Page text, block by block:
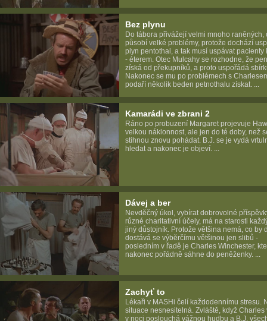
Bez plynu
Do tábora přivážejí velmi mnoho raněných,
působí velké problémy, protože dochází
plyn pentothal, a tak musí uspávat pacienty
- éterem. Otec Mulcahy se rozhodne, že
získá od překupníků, a proto uspořádá
Nakonec se mu po problémech s
podaří několik beden petnothalu získat. ...
Kamarádi ve zbrani 2
Ráno po probuzení Margaret projevuje
velkou náklonnost, ale jen do té doby, než
stihnou znovu pohádat. B.J. se je vydá
hledat a nakonec je objeví. ...
Dávej a ber
Nevděčný úkol, vybírat dobrovolné
různé charitativní účely, má na starosti
jiný důstojník. Protože většina nemá, co by
dostává se výběrčímu většinou jen slibů -
posledním v řadě je Charles Winchester,
nakonec pořádně sáhne do peněženky. ...
Zachyť to
Lékaři v MASHi čelí každodennímu stresu.
situace nesnesitelná. Zvláště, když Charles
v noci poslouchá vážnou hudbu a B.J.